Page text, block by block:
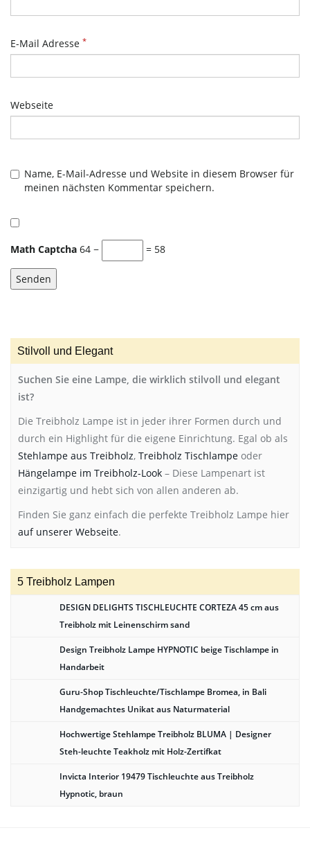
E-Mail Adresse *
Webseite
Name, E-Mail-Adresse und Website in diesem Browser für
meinen nächsten Kommentar speichern.
Math Captcha 64 − = 58
Stilvoll und Elegant
Suchen Sie eine Lampe, die wirklich stilvoll und elegant
ist?
Die Treibholz Lampe ist in jeder ihrer Formen durch und
durch ein Highlight für die eigene Einrichtung. Egal ob als
Stehlampe aus Treibholz, Treibholz Tischlampe oder
Hängelampe im Treibholz-Look – Diese Lampenart ist
einzigartig und hebt sich von allen anderen ab.
Finden Sie ganz einfach die perfekte Treibholz Lampe hier
auf unserer Webseite.
5 Treibholz Lampen
DESIGN DELIGHTS TISCHLEUCHTE CORTEZA 45 cm aus
Treibholz mit Leinenschirm sand
Design Treibholz Lampe HYPNOTIC beige Tischlampe in
Handarbeit
Guru-Shop Tischleuchte/Tischlampe Bromea, in Bali
Handgemachtes Unikat aus Naturmaterial
Hochwertige Stehlampe Treibholz BLUMA | Designer
Steh-leuchte Teakholz mit Holz-Zertifkat
Invicta Interior 19479 Tischleuchte aus Treibholz
Hypnotic, braun